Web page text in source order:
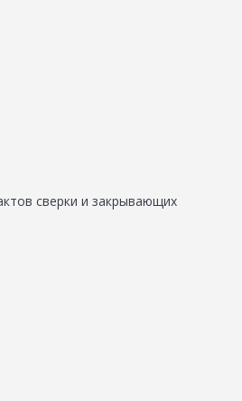
сверки и закрывающих